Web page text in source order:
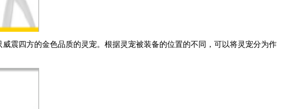
震四方的金色品质的灵宠。根据灵宠被装备的位置的不同，可以将灵宠分为作